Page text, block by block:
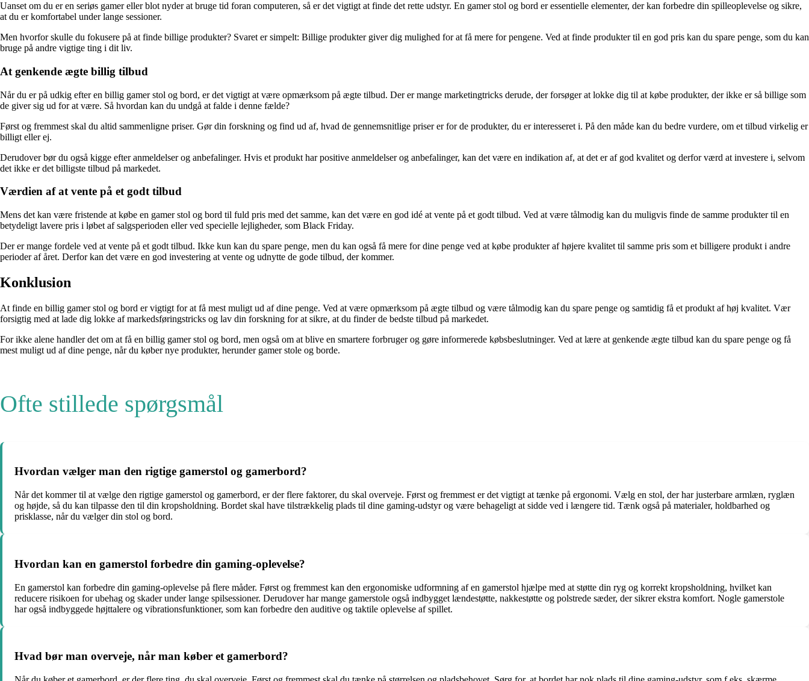
Uanset om du er en seriøs gamer eller blot nyder at bruge tid foran computeren, så er det vigtigt at finde det rette udstyr. En gamer stol og bord er essentielle elementer, der kan forbedre din spilleoplevelse og sikre,
at du er komfortabel under lange sessioner.
Men hvorfor skulle du fokusere på at finde billige produkter? Svaret er simpelt: Billige produkter giver dig mulighed for at få mere for pengene. Ved at finde produkter til en god pris kan du spare penge, som du kan
bruge på andre vigtige ting i dit liv.
At genkende ægte billig tilbud
Når du er på udkig efter en billig gamer stol og bord, er det vigtigt at være opmærksom på ægte tilbud. Der er mange marketingtricks derude, der forsøger at lokke dig til at købe produkter, der ikke er så billige som
de giver sig ud for at være. Så hvordan kan du undgå at falde i denne fælde?
Først og fremmest skal du altid sammenligne priser. Gør din forskning og find ud af, hvad de gennemsnitlige priser er for de produkter, du er interesseret i. På den måde kan du bedre vurdere, om et tilbud virkelig er
billigt eller ej.
Derudover bør du også kigge efter anmeldelser og anbefalinger. Hvis et produkt har positive anmeldelser og anbefalinger, kan det være en indikation af, at det er af god kvalitet og derfor værd at investere i, selvom
det ikke er det billigste tilbud på markedet.
Værdien af at vente på et godt tilbud
Mens det kan være fristende at købe en gamer stol og bord til fuld pris med det samme, kan det være en god idé at vente på et godt tilbud. Ved at være tålmodig kan du muligvis finde de samme produkter til en
betydeligt lavere pris i løbet af salgsperioden eller ved specielle lejligheder, som Black Friday.
Der er mange fordele ved at vente på et godt tilbud. Ikke kun kan du spare penge, men du kan også få mere for dine penge ved at købe produkter af højere kvalitet til samme pris som et billigere produkt i andre
perioder af året. Derfor kan det være en god investering at vente og udnytte de gode tilbud, der kommer.
Konklusion
At finde en billig gamer stol og bord er vigtigt for at få mest muligt ud af dine penge. Ved at være opmærksom på ægte tilbud og være tålmodig kan du spare penge og samtidig få et produkt af høj kvalitet. Vær
forsigtig med at lade dig lokke af markedsføringstricks og lav din forskning for at sikre, at du finder de bedste tilbud på markedet.
For ikke alene handler det om at få en billig gamer stol og bord, men også om at blive en smartere forbruger og gøre informerede købsbeslutninger. Ved at lære at genkende ægte tilbud kan du spare penge og få
mest muligt ud af dine penge, når du køber nye produkter, herunder gamer stole og borde.
Ofte stillede spørgsmål
Hvordan vælger man den rigtige gamerstol og gamerbord?
Når det kommer til at vælge den rigtige gamerstol og gamerbord, er der flere faktorer, du skal overveje. Først og fremmest er det vigtigt at tænke på ergonomi. Vælg en stol, der har justerbare armlæn, ryglæn
og højde, så du kan tilpasse den til din kropsholdning. Bordet skal have tilstrækkelig plads til dine gaming-udstyr og være behageligt at sidde ved i længere tid. Tænk også på materialer, holdbarhed og
prisklasse, når du vælger din stol og bord.
Hvordan kan en gamerstol forbedre din gaming-oplevelse?
En gamerstol kan forbedre din gaming-oplevelse på flere måder. Først og fremmest kan den ergonomiske udformning af en gamerstol hjælpe med at støtte din ryg og korrekt kropsholdning, hvilket kan
reducere risikoen for ubehag og skader under lange spilsessioner. Derudover har mange gamerstole også indbygget lændestøtte, nakkestøtte og polstrede sæder, der sikrer ekstra komfort. Nogle gamerstole
har også indbyggede højttalere og vibrationsfunktioner, som kan forbedre den auditive og taktile oplevelse af spillet.
Hvad bør man overveje, når man køber et gamerbord?